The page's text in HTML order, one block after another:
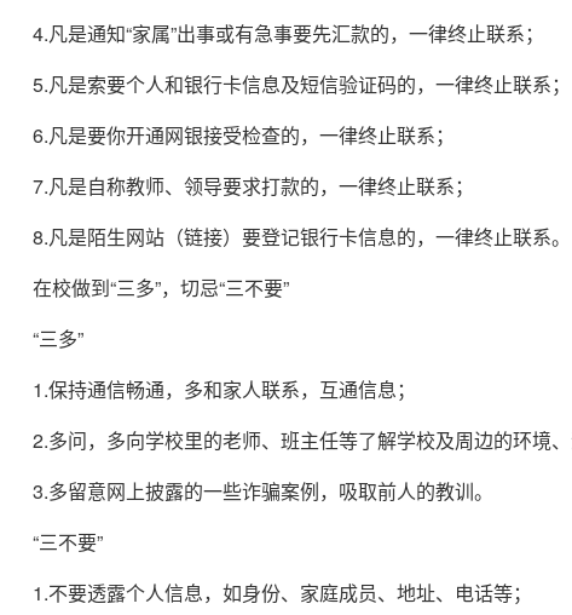
4.凡是通知“家属”出事或有急事要先汇款的，一律终止联系；
5.凡是索要个人和银行卡信息及短信验证码的，一律终止联系；
6.凡是要你开通网银接受检查的，一律终止联系；
7.凡是自称教师、领导要求打款的，一律终止联系；
8.凡是陌生网站（链接）要登记银行卡信息的，一律终止联系。
在校做到“三多”，切忌“三不要”
“三多”
1.保持通信畅通，多和家人联系，互通信息；
2.多问，多向学校里的老师、班主任等了解学校及周边的环境
3.多留意网上披露的一些诈骗案例，吸取前人的教训。
“三不要”
1.不要透露个人信息，如身份、家庭成员、地址、电话等；